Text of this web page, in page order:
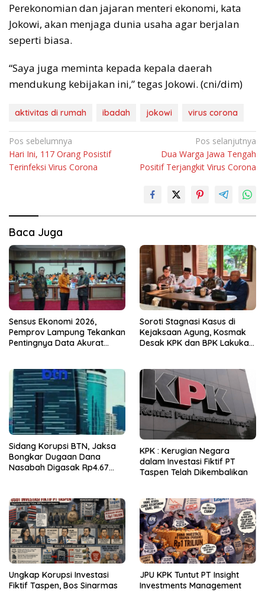
Perekonomian dan jajaran menteri ekonomi, kata
Jokowi, akan menjaga dunia usaha agar berjalan
seperti biasa.
“Saya juga meminta kepada kepala daerah
mendukung kebijakan ini,” tegas Jokowi. (cni/dim)
aktivitas di rumah ibadah jokowi virus corona
Navigasi
pos
Pos sebelumnya
Hari Ini, 117 Orang Posistif
Terinfeksi Virus Corona
Pos selanjutnya
Dua Warga Jawa Tengah
Positif Terjangkit Virus Corona
Baca Juga
Sensus Ekonomi 2026,
Pemprov Lampung Tekankan
Pentingnya Data Akurat
Soroti Stagnasi Kasus di
Kejaksaan Agung, Kosmak
Desak KPK dan BPK Lakukan
Sidang Korupsi BTN, Jaksa
Bongkar Dugaan Dana
Nasabah Digasak Rp4.67
KPK : Kerugian Negara
dalam Investasi Fiktif PT
Taspen Telah Dikembalikan
Ungkap Korupsi Investasi
Fiktif Taspen, Bos Sinarmas
JPU KPK Tuntut PT Insight
Investments Management